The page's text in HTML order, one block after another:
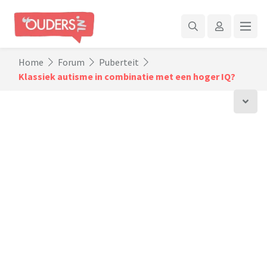
Home Forum
Puberteit
Klassiek autisme in combinatie met een hoger IQ?